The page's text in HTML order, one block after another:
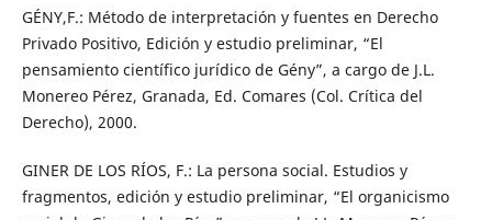
GÉNY,F.: Método de interpretación y fuentes en Derecho
Privado Positivo, Edición y estudio preliminar, “El
pensamiento científico jurídico de Gény”, a cargo de J.L.
Monereo Pérez, Granada, Ed. Comares (Col. Crítica del
Derecho), 2000.
GINER DE LOS RÍOS, F.: La persona social. Estudios y
fragmentos, edición y estudio preliminar, “El organicismo